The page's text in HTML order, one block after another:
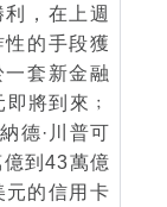
，在上週
的手段獲
套新金融
將到來﹔
德·川普可
到43萬億
元的信用卡